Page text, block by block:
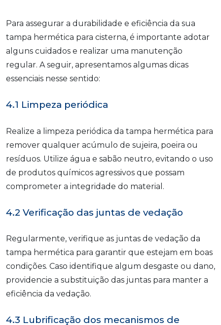
Para assegurar a durabilidade e eficiência da sua
tampa hermética para cisterna, é importante adotar
alguns cuidados e realizar uma manutenção
regular. A seguir, apresentamos algumas dicas
essenciais nesse sentido:
4.1 Limpeza periódica
Realize a limpeza periódica da tampa hermética para
remover qualquer acúmulo de sujeira, poeira ou
resíduos. Utilize água e sabão neutro, evitando o uso
de produtos químicos agressivos que possam
comprometer a integridade do material.
4.2 Verificação das juntas de vedação
Regularmente, verifique as juntas de vedação da
tampa hermética para garantir que estejam em boas
condições. Caso identifique algum desgaste ou dano,
providencie a substituição das juntas para manter a
eficiência da vedação.
4.3 Lubrificação dos mecanismos de